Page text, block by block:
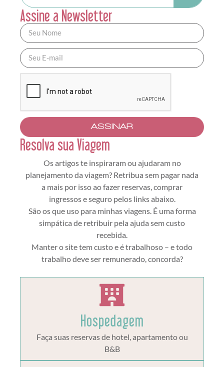
Assine a Newsletter
ASSINAR
Resolva sua Viagem
Os artigos te inspiraram ou ajudaram no
planejamento da viagem? Retribua sem pagar nada
a mais por isso ao fazer reservas, comprar
ingressos e seguro pelos links abaixo.
São os que uso para minhas viagens. É uma forma
simpática de retribuir pela ajuda sem custo
recebida.
Manter o site tem custo e é trabalhoso – e todo
trabalho deve ser remunerado, concorda?
Hospedagem
Faça suas reservas de hotel, apartamento ou
B&B